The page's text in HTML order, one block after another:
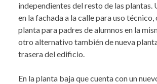
independientes del resto de las plantas.
en la fachada a la calle para uso
planta para padres de alumnos en la
otro alternativo también de nueva
trasera del edificio.
En la planta baja que cuenta con un